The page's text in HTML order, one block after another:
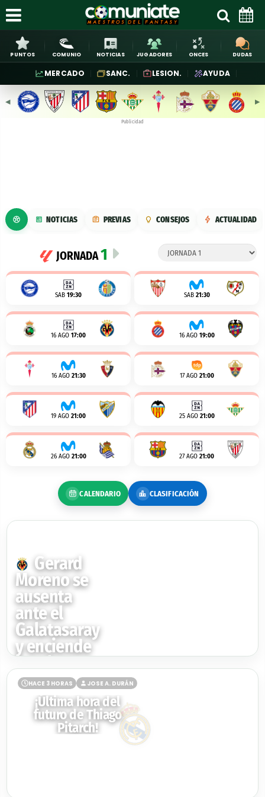
PUNTOS COMUNIO NOTICIAS JUGADORES ONCES DUDAS
MERCADO SANC. LESION. AYUDA
◀︎ ▶︎
Publicidad
NOTICIAS PREVIAS CONSEJOS ACTUALIDAD
JORNADA1
SAB 19:30 SAB 21:30
16 AGO 17:00 16 AGO 19:00
16 AGO 21:30 17 AGO 21:00
19 AGO 21:00 25 AGO 21:00
26 AGO 21:00 27 AGO 21:00
CALENDARIO CLASIFICACIÓN
Gerard
Moreno se
ausenta
ante el
Galatasaray
y enciende
las alarmas
en el
Villarreal
HACE 3 HORAS JOSE A. DURÁN
¡Última hora del
futuro de Thiago
Pitarch!